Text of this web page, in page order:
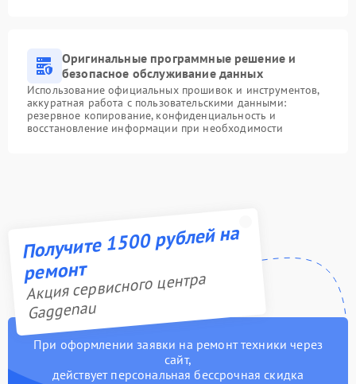
Оригинальные программные решение и
безопасное обслуживание данных
Использование официальных прошивок и инструментов,
аккуратная работа с пользовательскими данными:
резервное копирование, конфиденциальность и
восстановление информации при необходимости
Получите 1500 рублей на
ремонт
Акция сервисного центра
Gaggenau
При оформлении заявки на ремонт техники через
сайт,
действует персональная бессрочная скидка